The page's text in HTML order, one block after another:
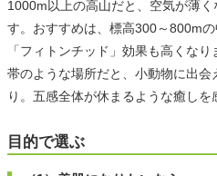
1000m以上の高山だと、空気が薄
す。おすすめは、標高300～800m
「フィトンチッド」効果も高くな
帯のような場所だと、小動物に出会
り。五感全体が休まるような癒しを
目的で選ぶ